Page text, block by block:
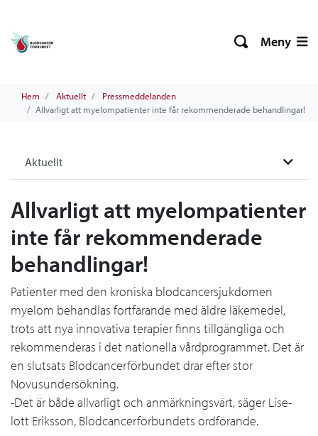
Meny
Hem Aktuellt
Pressmeddelanden
Allvarligt att myelompatienter inte får rekommenderade behandlingar!
Aktuellt
Allvarligt att myelompatienter
inte får rekommenderade
behandlingar!
Patienter med den kroniska blodcancersjukdomen
myelom behandlas fortfarande med äldre läkemedel,
trots att nya innovativa terapier finns tillgängliga och
rekommenderas i det nationella vårdprogrammet. Det är
en slutsats Blodcancerförbundet drar efter stor
Novusundersökning.
-Det är både allvarligt och anmärkningsvärt, säger Lise-
lott Eriksson, Blodcancerförbundets ordförande.